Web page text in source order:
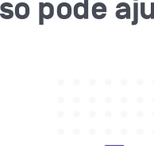
pode